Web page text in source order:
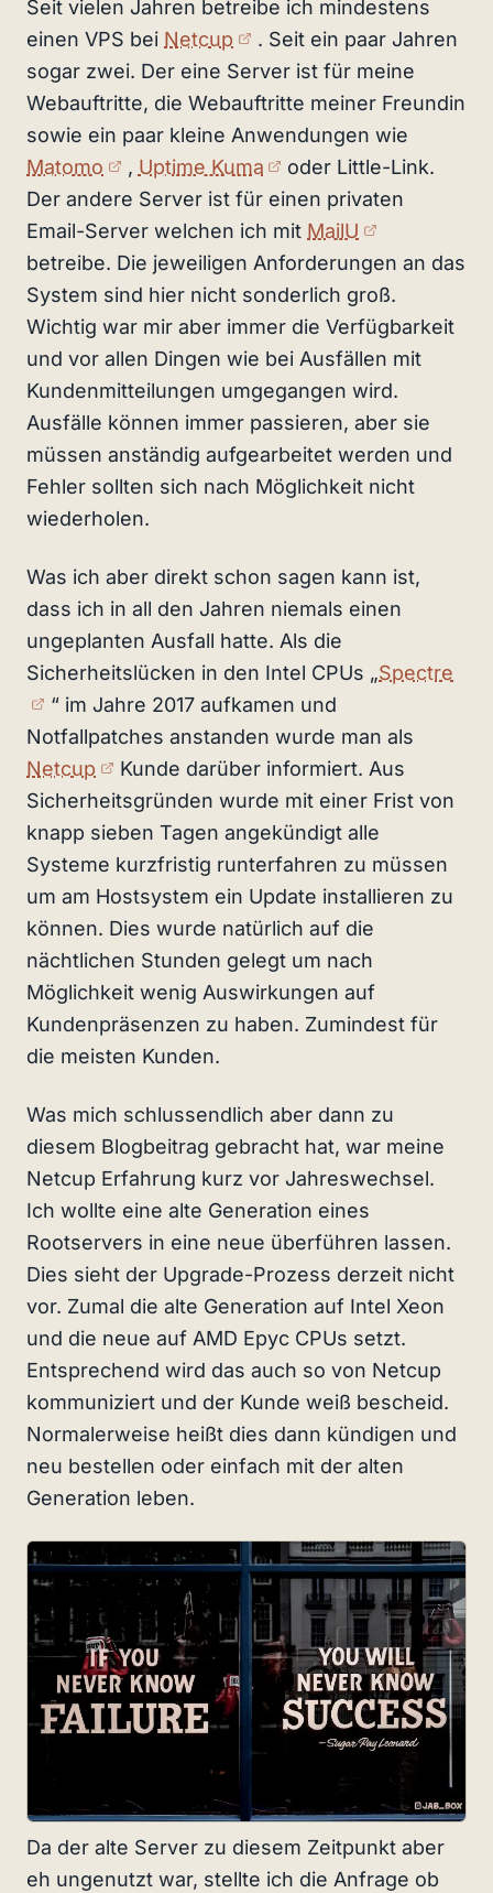
Seit vielen Jahren betreibe ich mindestens
einen VPS bei Netcup (externer Link)
. Seit ein paar Jahren
sogar zwei. Der eine Server ist für meine
Webauftritte, die Webauftritte meiner Freundin
sowie ein paar kleine Anwendungen wie
Matomo
(externer Link)
, Uptime Kuma (externer Link)
oder Little-Link.
Der andere Server ist für einen privaten
Email-Server welchen ich mit MailU
(externer
betreibe. Die jeweiligen Anforderungen an das
System sind hier nicht sonderlich groß.
Wichtig war mir aber immer die Verfügbarkeit
und vor allen Dingen wie bei Ausfällen mit
Kundenmitteilungen umgegangen wird.
Ausfälle können immer passieren, aber sie
müssen anständig aufgearbeitet werden und
Fehler sollten sich nach Möglichkeit nicht
wiederholen.
Was ich aber direkt schon sagen kann ist,
dass ich in all den Jahren niemals einen
ungeplanten Ausfall hatte. Als die
Sicherheitslücken in den Intel CPUs „Spectre
(externer Link)
“ im Jahre 2017 aufkamen und
Notfallpatches anstanden wurde man als
Netcup
(externer Link)
Kunde darüber informiert. Aus
Sicherheitsgründen wurde mit einer Frist von
knapp sieben Tagen angekündigt alle
Systeme kurzfristig runterfahren zu müssen
um am Hostsystem ein Update installieren zu
können. Dies wurde natürlich auf die
nächtlichen Stunden gelegt um nach
Möglichkeit wenig Auswirkungen auf
Kundenpräsenzen zu haben. Zumindest für
die meisten Kunden.
Was mich schlussendlich aber dann zu
diesem Blogbeitrag gebracht hat, war meine
Netcup Erfahrung kurz vor Jahreswechsel.
Ich wollte eine alte Generation eines
Rootservers in eine neue überführen lassen.
Dies sieht der Upgrade-Prozess derzeit nicht
vor. Zumal die alte Generation auf Intel Xeon
und die neue auf AMD Epyc CPUs setzt.
Entsprechend wird das auch so von Netcup
kommuniziert und der Kunde weiß bescheid.
Normalerweise heißt dies dann kündigen und
neu bestellen oder einfach mit der alten
Generation leben.
Da der alte Server zu diesem Zeitpunkt aber
eh ungenutzt war, stellte ich die Anfrage ob